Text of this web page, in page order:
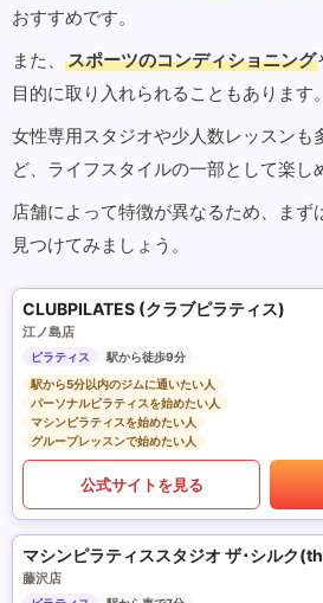
おすすめです。
また、
スポーツのコンディショニング
目的に取り入れられることもあります。
女性専用スタジオや少人数レッスンも
ど、ライフスタイルの一部として楽し
店舗によって特徴が異なるため、まず
見つけてみましょう。
CLUBPILATES (クラブピラティス)
江ノ島店
ピラティス
駅から徒歩9分
駅から5分以内のジムに通いたい人
パーソナルピラティスを始めたい人
マシンピラティスを始めたい人
グループレッスンで始めたい人
公式サイトを見る
藤沢店